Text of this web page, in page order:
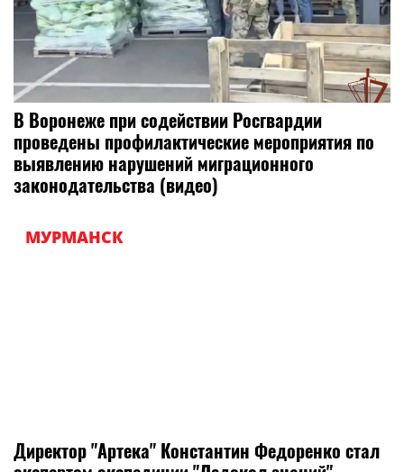
В Воронеже при содействии Росгвардии
проведены профилактические мероприятия по
выявлению нарушений миграционного
законодательства (видео)
МУРМАНСК
Директор "Артека" Константин Федоренко стал